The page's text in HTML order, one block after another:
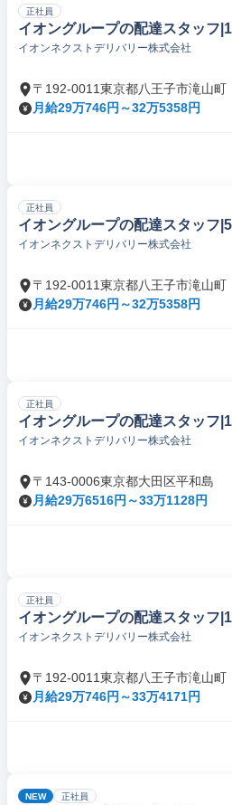
正社員
イオングループの配達スタッフ
イオンネクストデリバリー株式会社
〒192-0011東京都八王子市滝山町
月給29万746円～32万5358円
正社員
イオングループの配達スタッフ
イオンネクストデリバリー株式会社
〒192-0011東京都八王子市滝山町
月給29万746円～32万5358円
正社員
イオングループの配達スタッフ
イオンネクストデリバリー株式会社
〒143-0006東京都大田区平和島
月給29万6516円～33万1128円
正社員
イオングループの配達スタッフ
イオンネクストデリバリー株式会社
〒192-0011東京都八王子市滝山町
月給29万746円～33万4171円
NEW 正社員